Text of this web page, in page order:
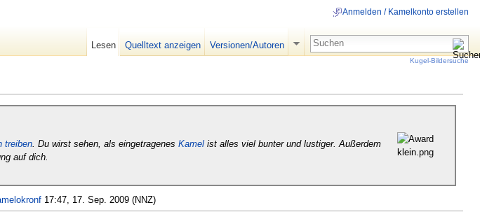
treiben. Du wirst sehen, als eingetragenes Kamel ist alles viel bunter und lustiger. Außerdem
auf dich.
17:47, 17. Sep. 2009 (NNZ)
Anmelden / Kamelkonto erstellen
Lesen Quelltext anzeigen Versionen/Autoren
Kugel-Bildersuche